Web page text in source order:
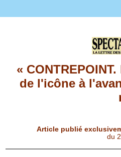
«
de l'icône à
Article publié
du